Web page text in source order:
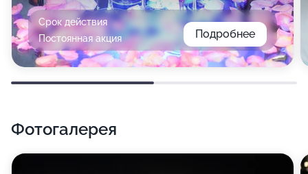
Срок действия
Постоянная акция
Подробнее
Фотогалерея